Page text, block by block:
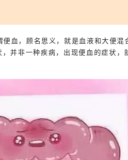
便血，顾名思义，就是血液和大便混
并非一种疾病，出现便血的症状